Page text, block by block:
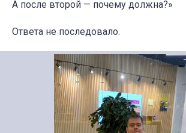
А после второй — почему должна?»
Ответа не последовало.